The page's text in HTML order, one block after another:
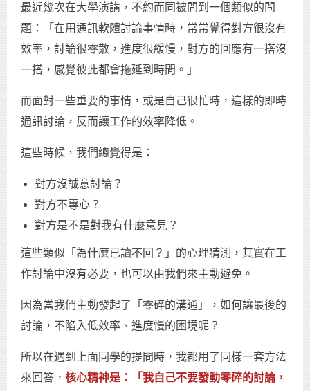
最近幾次在大學演講，不約而同被問到一個類似的問
題：「在用通訊軟體討論事情時，常常覺得對方很沒有
效率，討論很零散，進度很緩慢，對方的回應有一搭沒
一搭，感覺彼此都會拖延到時間。」
而面對一些重要的事情，或是自己很忙時，這樣的即時
通訊討論，反而讓工作的效率降低。
這些時候，我們總覺得是：
對方沒誠意討論？
對方不專心？
對方是不是對我有什麼意見？
這些類似「為什麼已讀不回？」的心理猜測，其實在工
作討論中沒有必要，也可以由我們來主動避免。
因為當我們主動發起了「零碎的溝通」，如何讓最後的
討論，不陷入低效率、進度慢的困境呢？
所以在遇到上面同學的提問時，我都用了同樣一套方法
來回答， 核心精神是：「我自己不要發動零碎的討論，